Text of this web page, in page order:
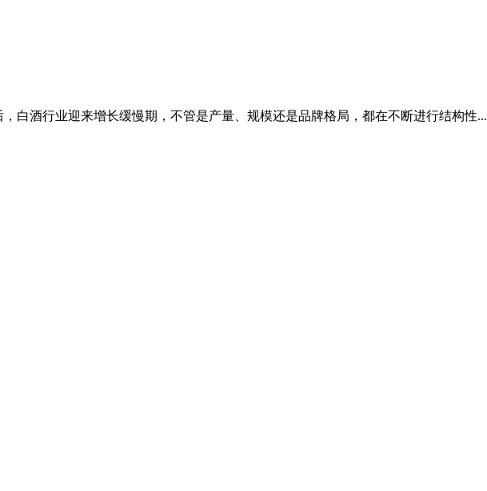
白酒行业迎来增长缓慢期，不管是产量、规模还是品牌格局，都在不断进行结构性...